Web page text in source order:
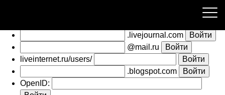
.livejournal.com
@mail.ru
liveinternet.ru/users/
.blogspot.com
OpenID: